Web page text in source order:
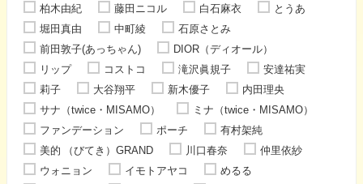
柏木由紀
藤田ニコル 白石麻衣
とうあ
堀田真由
中町綾
石原さとみ
前田敦子(あっちゃん)
DIOR（ディオール）
リップ
コストコ 滝沢眞規子
安達祐実
莉子
大谷翔平 新木優子
内田理央
サナ（twice・MISAMO）
ミナ（twice・MISAMO）
ファンデーション
ポーチ
有村架純
美的 （びてき）GRAND
川口春奈
仲里依紗
ウォニョン
イモトアヤコ
めるる